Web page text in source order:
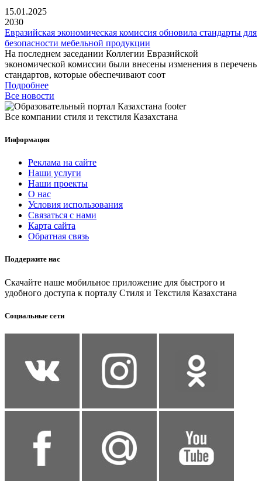
15.01.2025
2030
Евразийская экономическая комиссия обновила стандарты для
безопасности мебельной продукции
На последнем заседании Коллегии Евразийской
экономической комиссии были внесены изменения в перечень
стандартов, которые обеспечивают соот
Подробнее
Все новости
Все компании стиля и текстиля Казахстана
Информация
Реклама на сайте
Наши услуги
Наши проекты
О нас
Условия использования
Связаться с нами
Карта сайта
Обратная связь
Поддержите нас
Скачайте наше мобильное приложение для быстрого и
удобного доступа к порталу Стиля и Текстиля Казахстана
Социальные сети